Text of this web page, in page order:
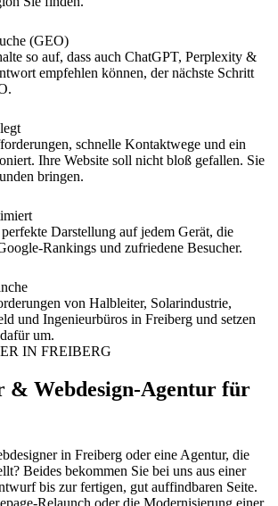
(GEO)
so auf, dass auch ChatGPT, Perplexity &
empfehlen können, der nächste Schritt
schnelle Kontaktwege und ein
Ihre Website soll nicht bloß gefallen. Sie
bringen.
Darstellung auf jedem Gerät, die
Rankings und zufriedene Besucher.
von Halbleiter, Solarindustrie,
und Ingenieurbüros in Freiberg und setzen
um.
IN FREIBERG
& Webdesign-Agentur für
in Freiberg oder eine Agentur, die
Beides bekommen Sie bei uns aus einer
bis zur fertigen, gut auffindbaren Seite.